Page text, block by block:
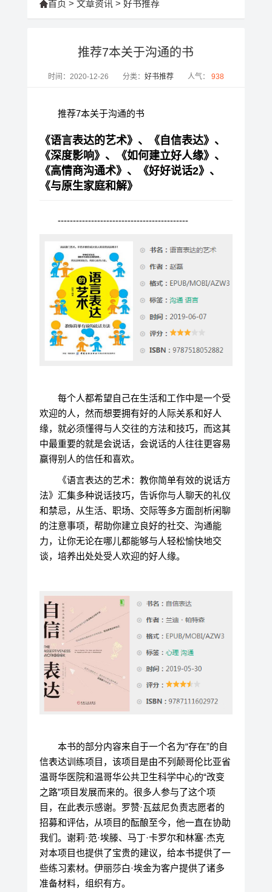
首页 > 文章资讯 > 好书推荐
推荐7本关于沟通的书
时间：2020-12-26 分类： 好书推荐 人气： 938
推荐7本关于沟通的书
《语言表达的艺术》、《自信表达》、
《深度影响》、《如何建立好人缘》、
《高情商沟通术》、《好好说话2》、
《与原生家庭和解》
-------------------------------------------
每个人都希望自己在生活和工作中是一个受
欢迎的人，然而想要拥有好的人际关系和好人
缘，就必须懂得与人交往的方法和技巧，而这其
中最重要的就是会说话，会说话的人往往更容易
赢得别人的信任和喜欢。
《语言表达的艺术：教你简单有效的说话方
法》汇集多种说话技巧，告诉你与人聊天的礼仪
和禁忌，从生活、职场、交际等多方面剖析闲聊
的注意事项，帮助你建立良好的社交、沟通能
力，让你无论在哪儿都能够与人轻松愉快地交
谈，培养出处处受人欢迎的好人缘。
本书的部分内容来自于一个名为“存在”的自
信表达训练项目，该项目是由不列颠哥伦比亚省
温哥华医院和温哥华公共卫生科学中心的“改变
之路”项目发展而来的。很多人参与了这个项
目，在此表示感谢。罗赞·瓦兹尼负责志愿者的
招募和评估，从项目的酝酿至今，他一直在协助
我们。谢莉·范·埃滕、马丁·卡罗尔和林塞·杰克
对本项目也提供了宝贵的建议，给本书提供了一
些练习素材。伊丽莎白·埃金为客户提供了诸多
准备材料，组织有方。